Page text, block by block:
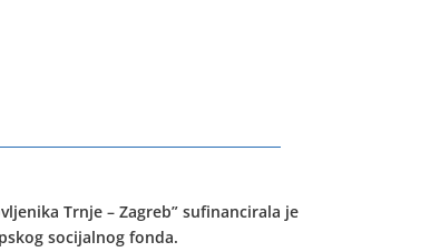
Trnje – Zagreb” sufinancirala je
socijalnog fonda.